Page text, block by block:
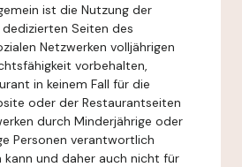
ist die Nutzung der
Seiten des
Netzwerken volljährigen
vorbehalten,
in keinem Fall für die
oder der Restaurantseiten
durch Minderjährige oder
Personen verantwortlich
und daher auch nicht für